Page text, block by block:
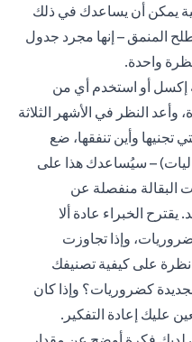
يمكن أن يساعدك في ذلك
المنمق – إنها مجرد جدول
واحدة.
إكسل أو استخدم أي من
وأعد النظر في الأشهر الثلاثة
تجنيها وأين تنفقها، ضع
– سيُساعدك هذا على
البقالة منفصلة عن
يقترح الخبراء عادة ألا
دخلك للضروريات، وإذا تجاوزت
نظرة على كيفية تصنيفك
كضروريات؟ وإذا كان
عليك إعادة التفكير.